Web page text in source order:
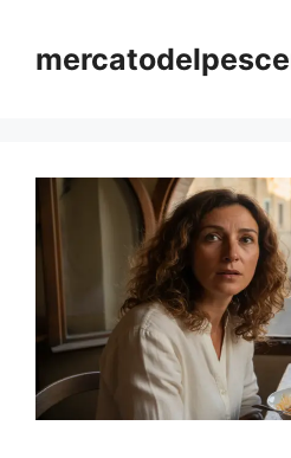
contenuto